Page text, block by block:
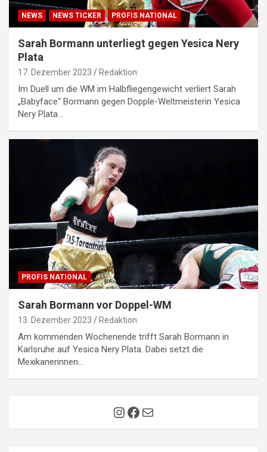
NEWS NEWS TICKER PROFIS NATIONAL
Sarah Bormann unterliegt gegen Yesica Nery
Plata
17. Dezember 2023 Redaktion
Im Duell um die WM im Halbfliegengewicht verliert Sarah
„Babyface“ Bormann gegen Dopple-Weltmeisterin Yesica
Nery Plata…
PROFIS NATIONAL
Sarah Bormann vor Doppel-WM
13. Dezember 2023 Redaktion
Am kommenden Wochenende trifft Sarah Bormann in
Karlsruhe auf Yesica Nery Plata. Dabei setzt die
Mexikanerinnen…
Instagram
Facebook
E-Mail